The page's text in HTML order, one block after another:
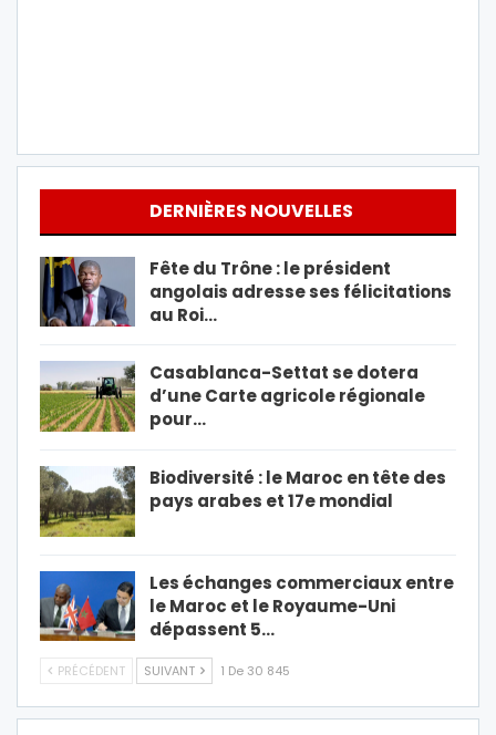
DERNIÈRES NOUVELLES
Fête du Trône : le président
angolais adresse ses félicitations
au Roi…
Casablanca-Settat se dotera
d’une Carte agricole régionale
pour…
Biodiversité : le Maroc en tête des
pays arabes et 17e mondial
Les échanges commerciaux entre
le Maroc et le Royaume-Uni
dépassent 5…
PRÉCÉDENT SUIVANT 1 De 30 845